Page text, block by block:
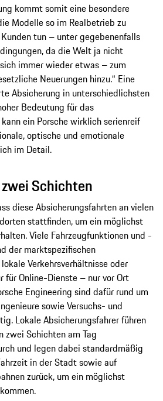
kommt somit eine besondere
Modelle so im Realbetrieb zu
tun – unter gegebenenfalls
da die Welt ja nicht
immer wieder etwas – zum
Neuerungen hinzu.“ Eine
Absicherung in unterschiedlichsten
Bedeutung für das
ein Porsche wirklich serienreif
optische und emotionale
im Detail.
Schichten
diese Absicherungsfahrten an vielen
stattfinden, um ein möglichst
Viele Fahrzeugfunktionen und -
der marktspezifischen
Verkehrsverhältnisse oder
für Online-Dienste – nur vor Ort
Engineering sind dafür rund um
sowie Versuchs- und
Lokale Absicherungsfahrer führen
zwei Schichten am Tag
und legen dabei standardmäßig
in der Stadt sowie auf
zurück, um ein möglichst